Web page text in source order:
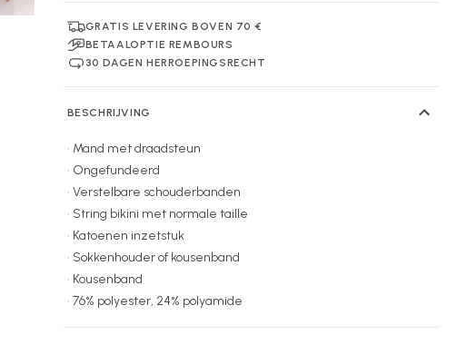
GRATIS LEVERING BOVEN 70 €
BETAALOPTIE REMBOURS
30 DAGEN HERROEPINGSRECHT
BESCHRIJVING
• Mand met draadsteun
• Ongefundeerd
• Verstelbare schouderbanden
• String bikini met normale taille
• Katoenen inzetstuk
• Sokkenhouder of kousenband
• Kousenband
• 76% polyester, 24% polyamide